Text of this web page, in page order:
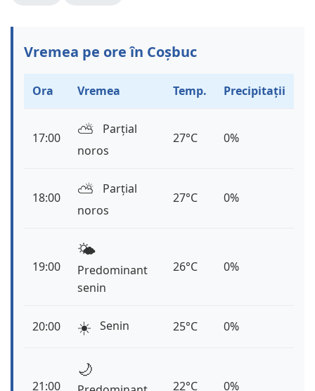
Vremea pe ore în Coșbuc
Ora Vremea Temp. Precipitații
17:00 ⛅️
Parțial
noros
27°C 0%
18:00 ⛅️
Parțial
noros
27°C 0%
19:00
🌤️
Predominant
senin
26°C 0%
20:00 ☀️ Senin 25°C 0%
21:00
🌙
22°C 0%